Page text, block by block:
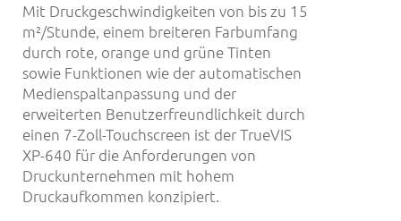
Mit Druckgeschwindigkeiten von bis zu 15
m²/Stunde, einem breiteren Farbumfang
durch rote, orange und grüne Tinten
sowie Funktionen wie der automatischen
Medienspaltanpassung und der
erweiterten Benutzerfreundlichkeit durch
einen 7-Zoll-Touchscreen ist der TrueVIS
XP-640 für die Anforderungen von
Druckunternehmen mit hohem
Druckaufkommen konzipiert.